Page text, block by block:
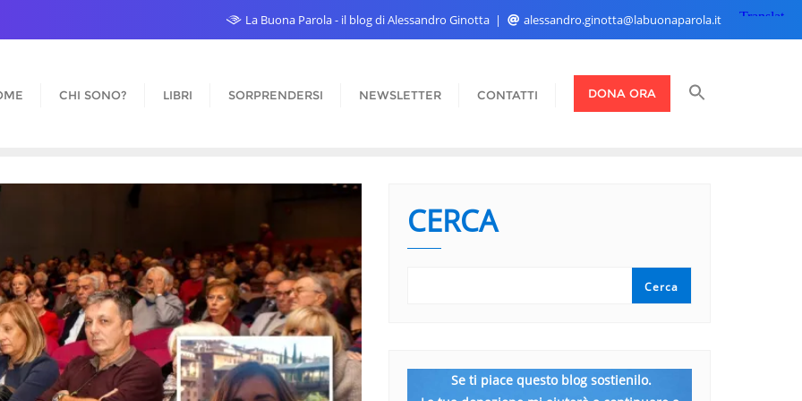
La Buona Parola - il blog di Alessandro Ginotta alessandro.ginotta@labuonaparola.it
CHI SONO? LIBRI SORPRENDERSI NEWSLETTER CONTATTI DONA ORA
CERCA
Cerca
Se ti piace questo blog sostienilo.